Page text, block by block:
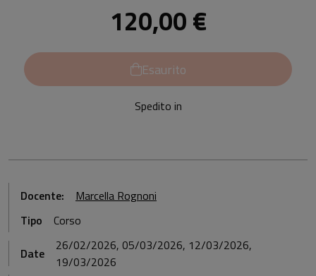
120,00 €
Esaurito
Spedito in
Docente:
Marcella Rognoni
Tipo
Corso
Date
26/02/2026, 05/03/2026, 12/03/2026,
19/03/2026